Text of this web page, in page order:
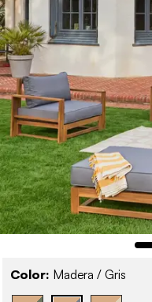
Color: Madera / Gris